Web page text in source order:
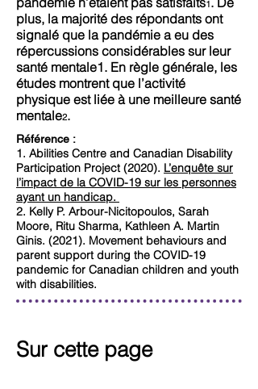
1
plus, la majorité des répondants ont
signalé que la pandémie a eu des
répercussions considérables sur leur
santé mentale1. En règle générale, les
études montrent que l’activité
physique est liée à une meilleure santé
mentale2.
Sur cette page
Référence :
1. Abilities Centre and Canadian Disability
Participation Project (2020). L’enquête sur
l’impact de la COVID-19 sur les personnes
ayant un handicap.
2. Kelly P. Arbour-Nicitopoulos, Sarah
Moore, Ritu Sharma, Kathleen A. Martin
Ginis. (2021). Movement behaviours and
parent support during the COVID-19
pandemic for Canadian children and youth
with disabilities.